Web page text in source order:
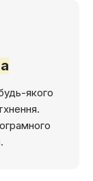
якого